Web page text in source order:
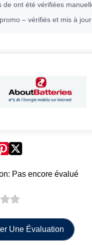
de ont été vérifiées
– vérifiés et mis à
Pas encore évalué
Donner Une Évaluation